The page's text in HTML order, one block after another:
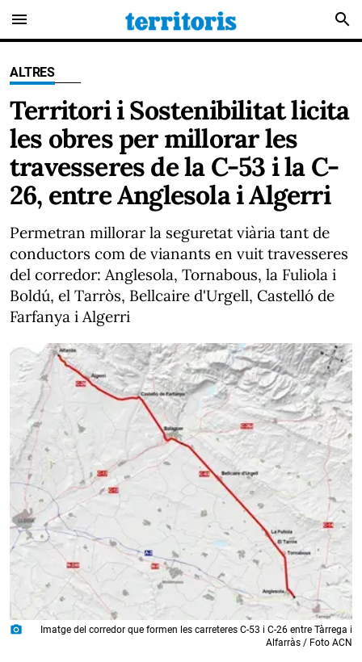
menu search
ALTRES
Territori i Sostenibilitat licita
les obres per millorar les
travesseres de la C-53 i la C-
26, entre Anglesola i Algerri
Permetran millorar la seguretat viària tant de
conductors com de vianants en vuit travesseres
del corredor: Anglesola, Tornabous, la Fuliola i
Boldú, el Tarròs, Bellcaire d'Urgell, Castelló de
Farfanya i Algerri
photo_camera
Imatge del corredor que formen les carreteres C-53 i C-26 entre Tàrrega i
Alfarràs / Foto ACN